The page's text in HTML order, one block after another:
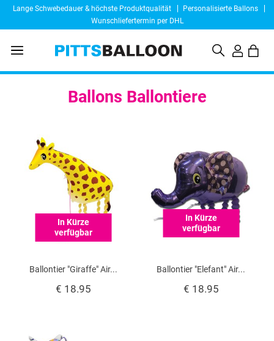
Lange Schwebedauer & höchste Produktqualität
Personalisierte Ballons
Wunschliefertermin per DHL
Ballons Ballontiere
In Kürze
verfügbar
Ballontier "Giraffe" Air...
€ 18.95
In Kürze
verfügbar
Ballontier "Elefant" Air...
€ 18.95